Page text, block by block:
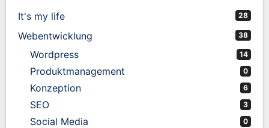
It's my life 28
Webentwicklung 38
Wordpress 14
Produktmanagement 0
Konzeption 6
SEO 3
Social Media 0